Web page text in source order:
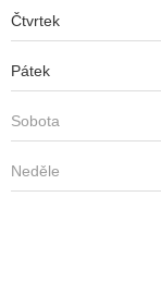
Čtvrtek
Pátek
Sobota
Neděle